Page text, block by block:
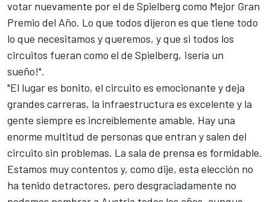
votar nuevamente por el de Spielberg como Mejor Gran
Premio del Año. Lo que todos dijeron es que tiene todo
lo que necesitamos y queremos, y que si todos los
circuitos fueran como el de Spielberg, ¡sería un
sueño!".
"El lugar es bonito, el circuito es emocionante y deja
grandes carreras, la infraestructura es excelente y la
gente siempre es increíblemente amable. Hay una
enorme multitud de personas que entran y salen del
circuito sin problemas. La sala de prensa es formidable.
Estamos muy contentos y, como dije, esta elección no
ha tenido detractores, pero desgraciadamente no